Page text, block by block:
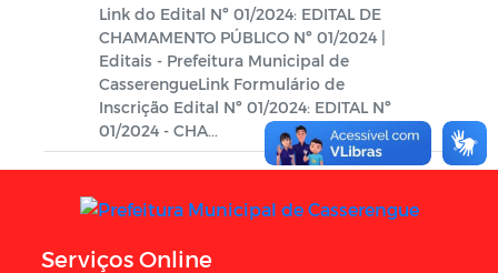
Link do Edital Nº 01/2024: EDITAL DE
CHAMAMENTO PÚBLICO Nº 01/2024 |
Editais - Prefeitura Municipal de
CasserengueLink Formulário de
Inscrição Edital Nº 01/2024: EDITAL Nº
01/2024 - CHA...
Serviços Online